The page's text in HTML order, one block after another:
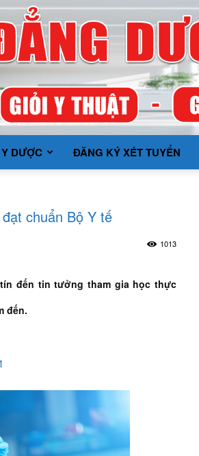
DƯỢC
DƯỢC ĐĂNG KÝ XÉT TUYỂN
chuẩn Bộ Y tế
1013
đến tin tưởng tham gia học thực
đến.